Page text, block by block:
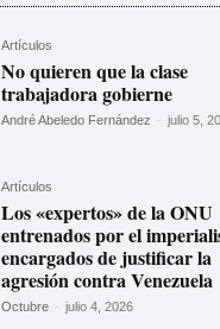
Artículos
No quieren que la clase
trabajadora gobierne
André Abeledo Fernández - julio 5,
Artículos
Los «expertos» de la ONU
entrenados por el
encargados de justificar la
agresión contra Venezuela
Octubre - julio 4, 2026